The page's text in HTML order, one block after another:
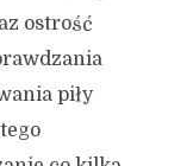
ostrość
piły